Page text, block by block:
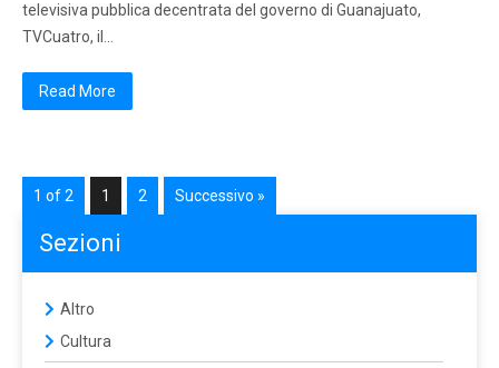
televisiva pubblica decentrata del governo di Guanajuato,
TVCuatro, il…
Read More
1 of 2 1 2 Successivo »
Sezioni
Altro
Cultura